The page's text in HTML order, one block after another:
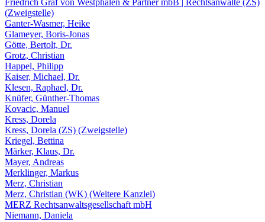
(Zweigstelle)
Ganter-Wasmer, Heike
Glameyer, Boris-Jonas
Götte, Bertolt, Dr.
Grotz, Christian
Happel, Philipp
Kaiser, Michael, Dr.
Klesen, Raphael, Dr.
Knüfer, Günther-Thomas
Kovacic, Manuel
Kress, Dorela
Kress, Dorela (ZS) (Zweigstelle)
Kriegel, Bettina
Märker, Klaus, Dr.
Mayer, Andreas
Merklinger, Markus
Merz, Christian
Merz, Christian (WK) (Weitere Kanzlei)
MERZ Rechtsanwaltsgesellschaft mbH
Niemann, Daniela